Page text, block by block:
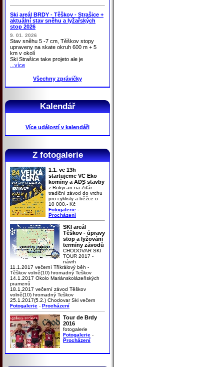
Ski areál BRDY - Těškov - Strašice +
aktuální stav sněhu a lyžařských
stop 2026
9. 01. 2026
Stav sněhu 5 -7 cm, Těškov stopy
upraveny na skate okruh 600 m + 5
km v okolí
Ski Strašice take projeto ale je
...více
Všechny zprávičky
Kalendář
Více událostí v kalendáři
Z fotogalerie
1.1. ve 13h
startujeme VC Eko
komíny a ADS stavby
z Rokycan na Žďár -
tradiční závod do vrchu
pro cyklisty a běžce o
10 000,- Kč
Fotogalerie -
Procházení
SKI areál
Těškov - úpravy
stop a lyžování
termíny závodů
CHODOVAR SKI
TOUR 2017 -
návrh
11.1.2017 večerní Tříkrálový běh -
Těškov volně(10) hromadný Teškov
14.1.2017 Okolo Mariánskolázeňských
pramenů
18.1.2017 večerní závod Těškov
volně(10) hromadný Teškov
25.1.2017(5.2.) Chodovar Ski večern
Fotogalerie - Procházení
Tour de Brdy
2016
fotogalerie
Fotogalerie -
Procházení